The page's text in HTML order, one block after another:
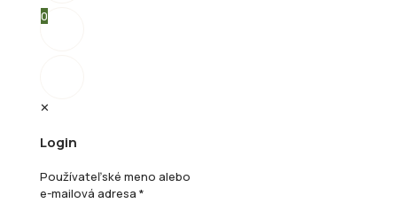
0
✕
Login
Používateľské meno alebo
e-mailová adresa *